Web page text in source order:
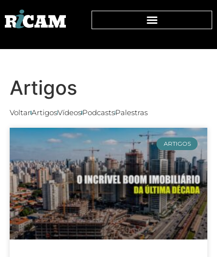
Artigos
VoltarArtigosVídeosPodcastsPalestras
ARTIGOS